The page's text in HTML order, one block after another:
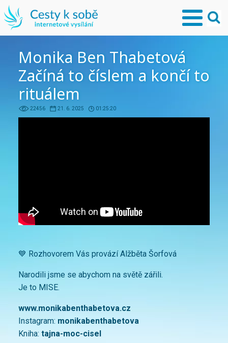
Monika Ben Thabetová
Začíná to číslem a končí to
rituálem
22456 21. 6. 2025 01:25:20
💙 Rozhovorem Vás provází Alžběta Šorfová
Narodili jsme se abychom na světě zářili.
Je to MISE.
www.monikabenthabetova.cz
Instagram: monikabenthabetova
Kniha: tajna-moc-cisel